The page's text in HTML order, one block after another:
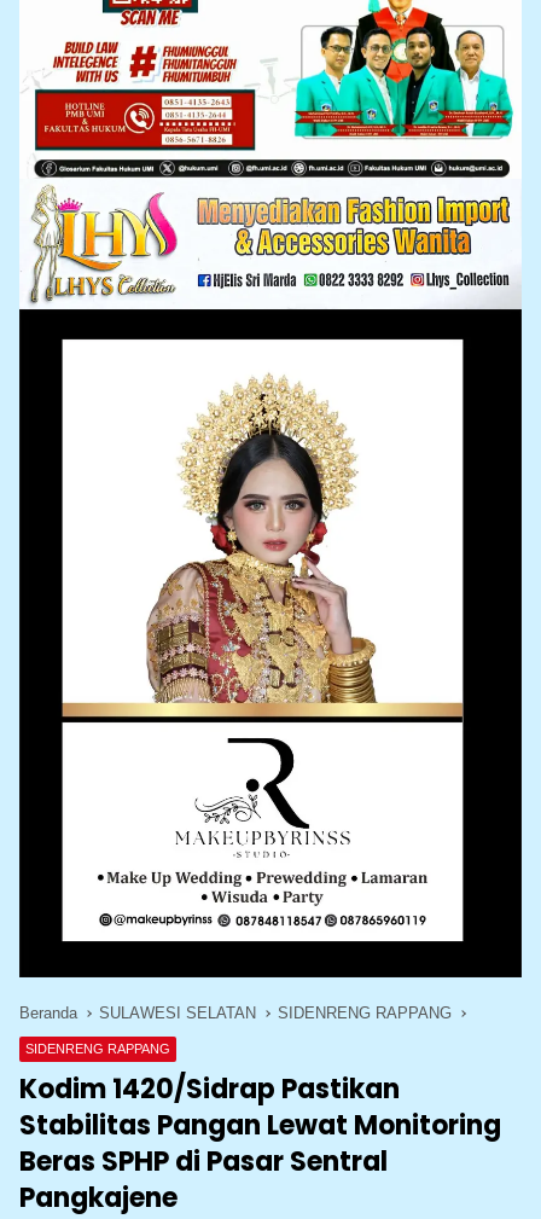
Beranda SULAWESI SELATAN SIDENRENG RAPPANG
SIDENRENG RAPPANG
Kodim 1420/Sidrap Pastikan
Stabilitas Pangan Lewat Monitoring
Beras SPHP di Pasar Sentral
Pangkajene